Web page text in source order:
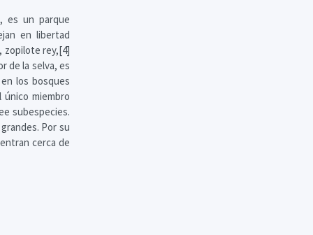
es un parque
en libertad
zopilote rey,[4]
de la selva, es
los bosques
miembro
subespecies.
Por su
cerca de